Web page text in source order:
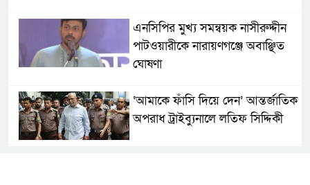
এনসিপির মুখ্য সমন্বয়ক নাসীরুদ্দীন
পাটওয়ারীকে নারায়ণগঞ্জে অবাঞ্ছিত
ঘোষণা
‘আমাকে ফাঁসি দিয়ে দেন’ আন্তর্জাতিক
অপরাধ ট্রাইব্যুনালে লতিফ সিদ্দিকী